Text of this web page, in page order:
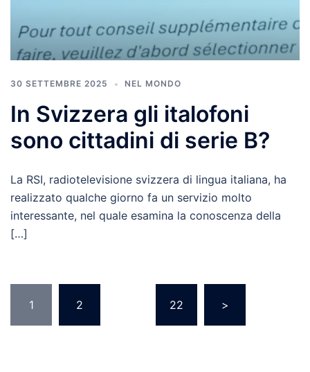
30 SETTEMBRE 2025 NEL MONDO
In Svizzera gli italofoni
sono cittadini di serie B?
La RSI, radiotelevisione svizzera di lingua italiana, ha
realizzato qualche giorno fa un servizio molto
interessante, nel quale esamina la conoscenza della
[…]
1 2 22 >